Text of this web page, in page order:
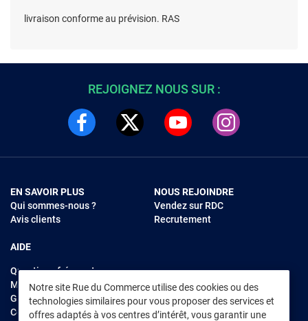
livraison conforme au prévision. RAS
REJOIGNEZ NOUS SUR :
EN SAVOIR PLUS
Qui sommes-nous ?
Avis clients
AIDE
Questions fréquentes
Modes de règlements
Garantie et retours
Contacter Rue du Commerce
NOUS REJOINDRE
Vendez sur RDC
Recrutement
Notre site Rue du Commerce utilise des cookies ou des
technologies similaires pour vous proposer des services et
offres adaptés à vos centres d’intérêt, vous garantir une